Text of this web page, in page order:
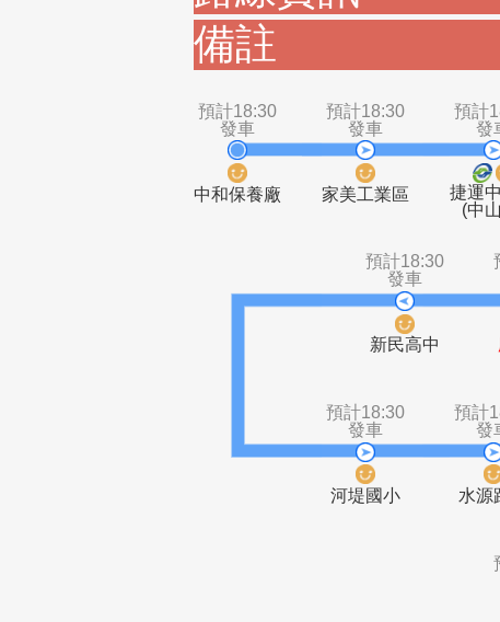
路線資訊
備註
預計18:30
發車
家美工業區
預計18:30
發車
新民高中
預計18:30
發車
預計18:30